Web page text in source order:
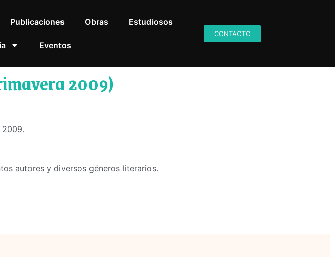
Publicaciones Obras Estudiosos
Eventos
CONTACTO
2009)
2009.
autores y diversos géneros literarios.